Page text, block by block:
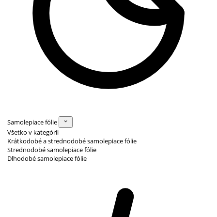
Samolepiace fólie
Všetko v kategórii
Krátkodobé a strednodobé samolepiace fólie
Strednodobé samolepiace fólie
Dlhodobé samolepiace fólie